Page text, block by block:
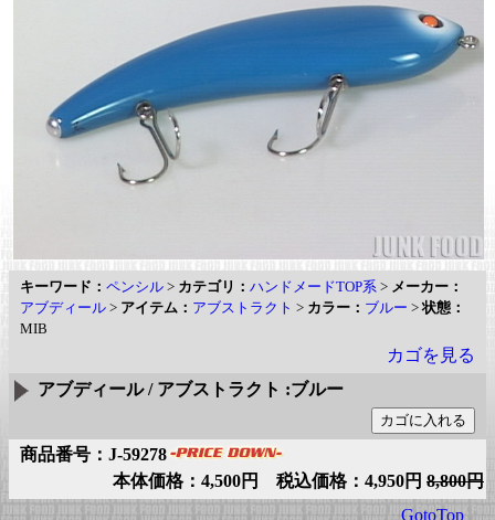
キーワード： ペンシル > カテゴリ： ハンドメードTOP系 > メーカー：
アブディール > アイテム： アブストラクト > カラー： ブルー >状態：
MIB
カゴを見る
アブディール / アブストラクト :ブルー
商品番号：J-59278
本体価格：4,500円 税込価格：4,950円 8,800円
GotoTop